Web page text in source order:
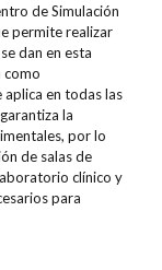
de Simulación
permite realizar
dan en esta
como
aplica en todas las
la
por lo
de salas de
clínico y
para